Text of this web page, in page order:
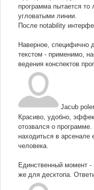
программа пытается то
угловатыми линии.
После notability
Наверное, специфично
текстом - применимо,
ведения конспектов
Jacub
Красиво, удобно,
отозвался о
находиться в
человека.
Единственный момент -
же для десктопа.